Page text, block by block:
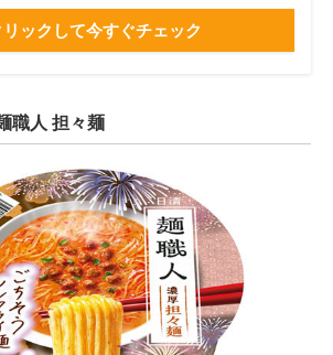
ックして今すぐチェック
職人 担々麺